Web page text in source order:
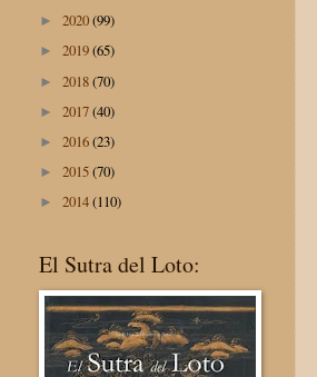
► 2020(99)
► 2019(65)
► 2018(70)
► 2017(40)
► 2016(23)
► 2015(70)
► 2014(110)
El Sutra del Loto: